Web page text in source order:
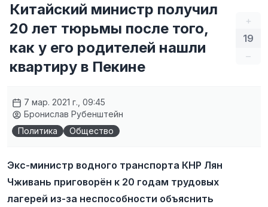
+
19
–
Китайский министр получил
20 лет тюрьмы после того,
как у его родителей нашли
квартиру в Пекине
7 мар. 2021 г., 09:45
Бронислав Рубенштейн
Политика
Общество
Экс-министр водного транспорта КНР Лян
Чживань приговорён к 20 годам трудовых
лагерей из-за неспособности объяснить